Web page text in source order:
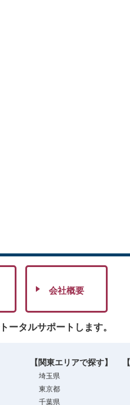
会社概要
ータルサポートします。
【関東エリアで探す】
埼玉県
東京都
千葉県